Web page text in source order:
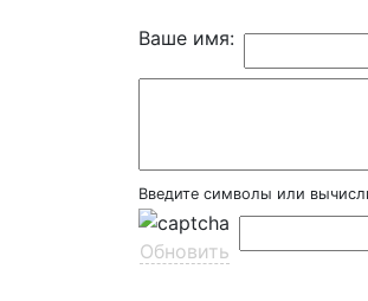
Ваше имя:
Введите символы или
Обновить